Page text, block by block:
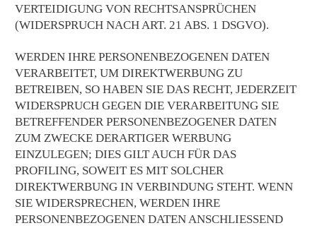
VERTEIDIGUNG VON RECHTSANSPRÜCHEN
(WIDERSPRUCH NACH ART. 21 ABS. 1 DSGVO).
WERDEN IHRE PERSONENBEZOGENEN DATEN
VERARBEITET, UM DIREKTWERBUNG ZU
BETREIBEN, SO HABEN SIE DAS RECHT, JEDERZEIT
WIDERSPRUCH GEGEN DIE VERARBEITUNG SIE
BETREFFENDER PERSONENBEZOGENER DATEN
ZUM ZWECKE DERARTIGER WERBUNG
EINZULEGEN; DIES GILT AUCH FÜR DAS
PROFILING, SOWEIT ES MIT SOLCHER
DIREKTWERBUNG IN VERBINDUNG STEHT. WENN
SIE WIDERSPRECHEN, WERDEN IHRE
PERSONENBEZOGENEN DATEN ANSCHLIESSEND